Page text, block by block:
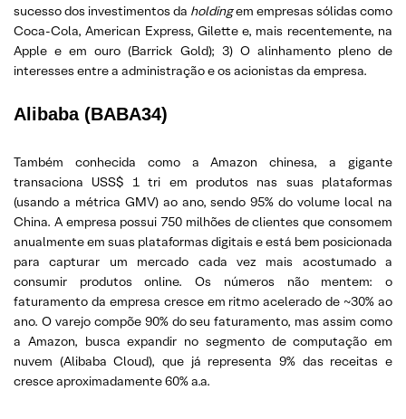
sucesso dos investimentos da holdingem empresas sólidas como
Coca-Cola, American Express, Gilette e, mais recentemente, na
Apple e em ouro (Barrick Gold); 3) O alinhamento pleno de
interesses entre a administração e os acionistas da empresa.
Alibaba (BABA34)
Também conhecida como a Amazon chinesa, a gigante
transaciona USS$ 1 tri em produtos nas suas plataformas
(usando a métrica GMV) ao ano, sendo 95% do volume local na
China. A empresa possui 750 milhões de clientes que consomem
anualmente em suas plataformas digitais e está bem posicionada
para capturar um mercado cada vez mais acostumado a
consumir produtos online. Os números não mentem: o
faturamento da empresa cresce em ritmo acelerado de ~30% ao
ano. O varejo compõe 90% do seu faturamento, mas assim como
a Amazon, busca expandir no segmento de computação em
nuvem (Alibaba Cloud), que já representa 9% das receitas e
cresce aproximadamente 60% a.a.